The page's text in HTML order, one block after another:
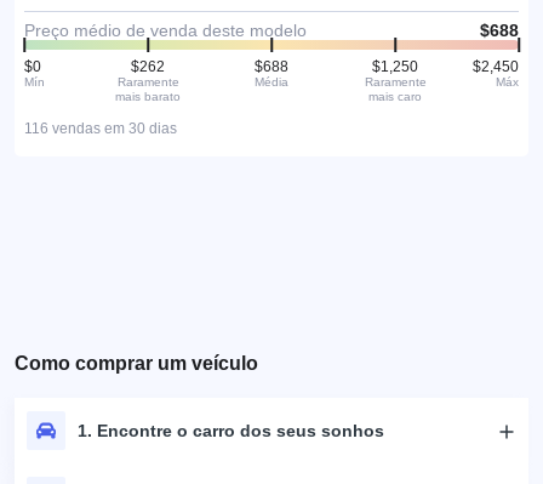
Preço médio de venda deste modelo $688
$0
Mín
$262
Raramente
mais barato
$688
Média
$1,250
Raramente
mais caro
$2,450
Máx
116 vendas em 30 dias
Como comprar um veículo
1. Encontre o carro dos seus sonhos